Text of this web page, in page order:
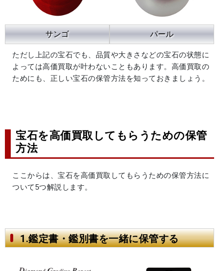
サンゴ パール
ただし上記の宝石でも、品質や大きさなどの宝石の状態に
よっては高価買取が叶わないこともあります。高価買取の
ためにも、正しい宝石の保管方法を知っておきましょう。
宝石を高価買取してもらうための保管
方法
ここからは、宝石を高価買取してもらうための保管方法に
ついて5つ解説します。
1.鑑定書・鑑別書を一緒に保管する